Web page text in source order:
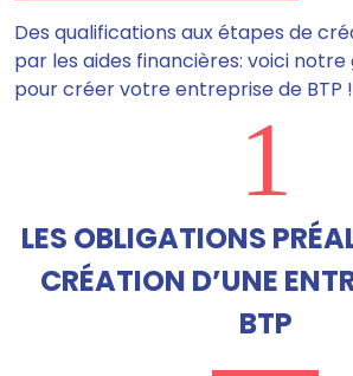
Des qualifications aux étapes de
par les aides financières: voici
pour créer votre entreprise de BTP !
1
LES OBLIGATIONS
CRÉATION D’UNE
BTP